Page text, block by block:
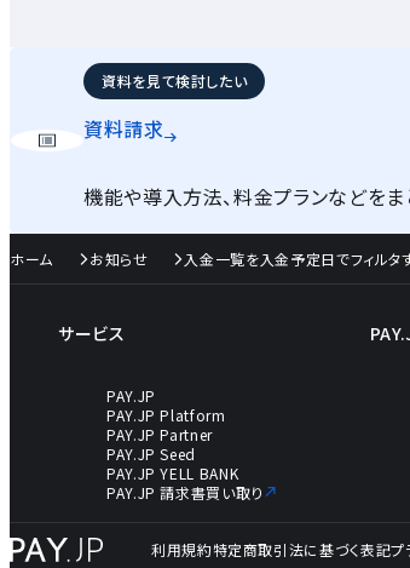
資料を見て検討したい
資料請求
機能や導入方法、料金プランなどをま
ホーム お知らせ 入金一覧を入金予定日でフィルタ
サービス
PAY.JP
PAY.JP Platform
PAY.JP Partner
PAY.JP Seed
PAY.JP YELL BANK
PAY.JP 請求書買い取り
利用規約特定商取引法に基づく表記プ